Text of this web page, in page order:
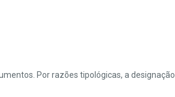
Por razões tipológicas, a designação